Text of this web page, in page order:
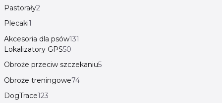
Pastorały2
Plecaki1
Akcesoria dla psów131
Lokalizatory GPS50
Obroże przeciw szczekaniu5
Obroże treningowe74
DogTrace123